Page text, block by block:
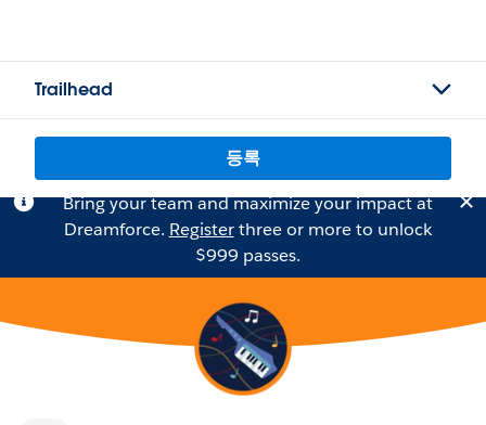
Trailhead
등록
Bring your team and maximize your impact at
Dreamforce. Registerthree or more to unlock
$999 passes.